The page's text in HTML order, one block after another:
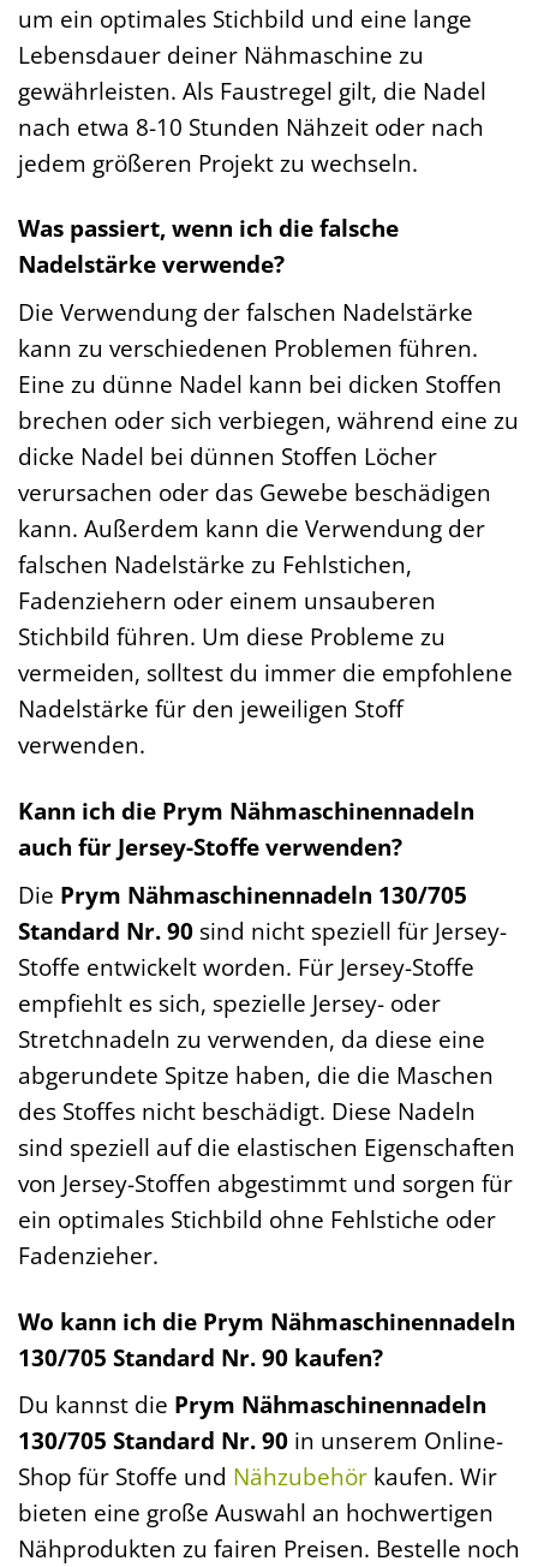
um ein optimales Stichbild und eine lange
Lebensdauer deiner Nähmaschine zu
gewährleisten. Als Faustregel gilt, die Nadel
nach etwa 8-10 Stunden Nähzeit oder nach
jedem größeren Projekt zu wechseln.
Was passiert, wenn ich die falsche
Nadelstärke verwende?
Die Verwendung der falschen Nadelstärke
kann zu verschiedenen Problemen führen.
Eine zu dünne Nadel kann bei dicken Stoffen
brechen oder sich verbiegen, während eine zu
dicke Nadel bei dünnen Stoffen Löcher
verursachen oder das Gewebe beschädigen
kann. Außerdem kann die Verwendung der
falschen Nadelstärke zu Fehlstichen,
Fadenziehern oder einem unsauberen
Stichbild führen. Um diese Probleme zu
vermeiden, solltest du immer die empfohlene
Nadelstärke für den jeweiligen Stoff
verwenden.
Kann ich die Prym Nähmaschinennadeln
auch für Jersey-Stoffe verwenden?
Die Prym Nähmaschinennadeln 130/705
Standard Nr. 90 sind nicht speziell für Jersey-
Stoffe entwickelt worden. Für Jersey-Stoffe
empfiehlt es sich, spezielle Jersey- oder
Stretchnadeln zu verwenden, da diese eine
abgerundete Spitze haben, die die Maschen
des Stoffes nicht beschädigt. Diese Nadeln
sind speziell auf die elastischen Eigenschaften
von Jersey-Stoffen abgestimmt und sorgen für
ein optimales Stichbild ohne Fehlstiche oder
Fadenzieher.
Wo kann ich die Prym Nähmaschinennadeln
130/705 Standard Nr. 90 kaufen?
Du kannst die Prym Nähmaschinennadeln
130/705 Standard Nr. 90 in unserem Online-
Shop für Stoffe und Nähzubehör kaufen. Wir
bieten eine große Auswahl an hochwertigen
Nähprodukten zu fairen Preisen. Bestelle noch